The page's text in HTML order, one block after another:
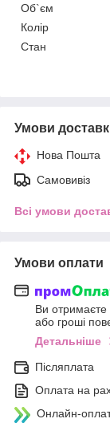
Об`єм
Колір
Стан
Умови
Нова Пошта
Самовивіз
Всі умови
Умови оплати
Ви
або гроші
Детальніше
Післяплата
Оплата на
Онлайн-